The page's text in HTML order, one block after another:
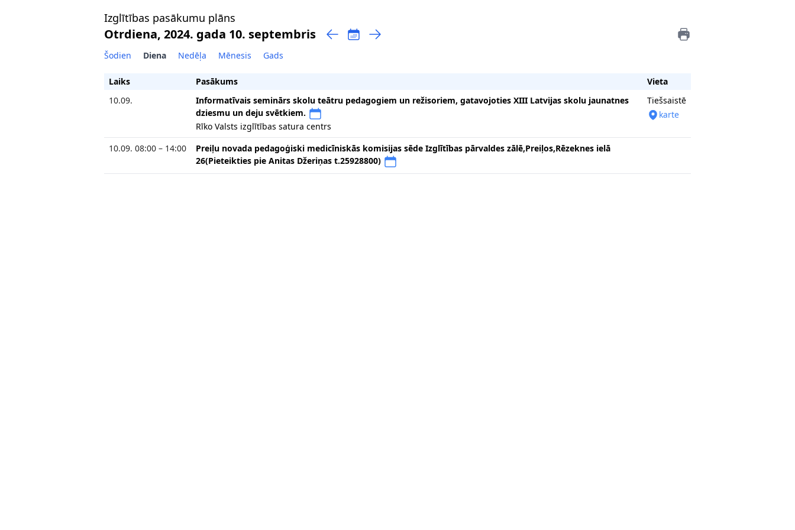
Izglītības pasākumu plāns
Otrdiena, 2024. gada 10. septembris
Šodien Diena Nedēļa Mēnesis Gads
Laiks Pasākums
Vieta
10.09.
Informatīvais seminārs skolu teātru pedagogiem un režisoriem, gatavojoties XIII Latvijas skolu jaunatnes
dziesmu un deju svētkiem.
Rīko Valsts izglītības satura centrs
Tiešsaistē
karte
10.09. 08:00 – 14:00
Preiļu novada pedagoģiski medicīniskās komisijas sēde Izglītības pārvaldes zālē,Preiļos,Rēzeknes ielā
26(Pieteikties pie Anitas Džeriņas t.25928800)